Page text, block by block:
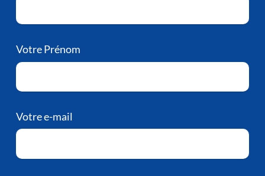
Votre Prénom
Votre e-mail